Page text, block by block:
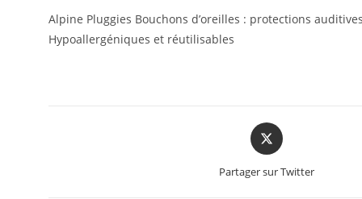
Alpine Pluggies Bouchons d’oreilles : protections
Hypoallergéniques et réutilisables
Partager sur Twitter